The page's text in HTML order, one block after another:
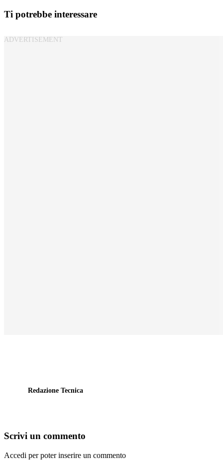
Ti potrebbe interessare
Redazione Tecnica
Scrivi un commento
Accedi per poter inserire un commento